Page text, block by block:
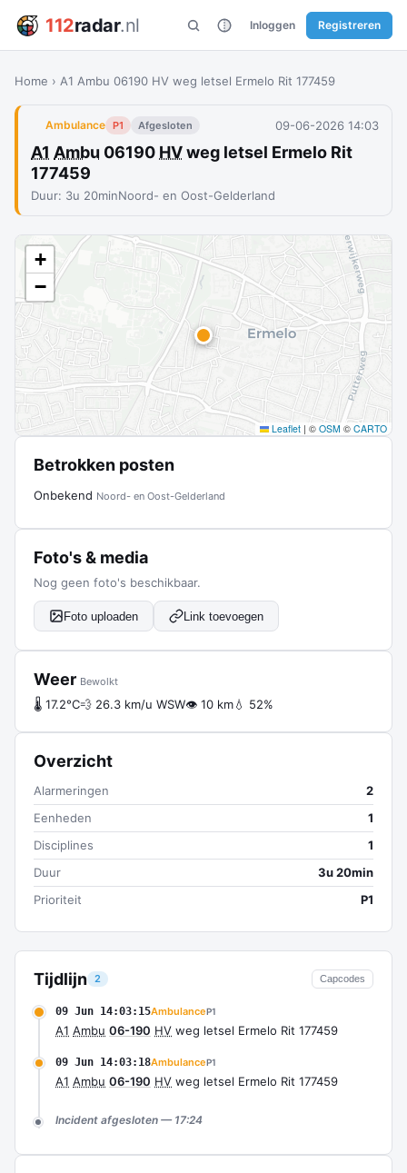
112radar.nl Inloggen Registreren
Home › A1 Ambu 06190 HV weg letsel Ermelo Rit 177459
Ambulance P1 Afgesloten 09-06-2026 14:03
A1 Ambu 06190 HVweg letsel Ermelo Rit
177459
Duur: 3u 20minNoord- en Oost-Gelderland
Tijdlijn 2 Capcodes
09 Jun 14:03:15AmbulanceP1
A1 Ambu 06-190 HV weg letsel Ermelo Rit 177459
09 Jun 14:03:18AmbulanceP1
A1 Ambu 06-190 HV weg letsel Ermelo Rit 177459
Incident afgesloten — 17:24
+
−
Leaflet | © OSM © CARTO
Betrokken posten
Onbekend Noord- en Oost-Gelderland
Foto's & media
Nog geen foto's beschikbaar.
Foto uploaden Link toevoegen
Weer Bewolkt
🌡 17.2°C💨 26.3 km/u WSW👁 10 km💧 52%
Overzicht
Alarmeringen
2
Eenheden
1
Disciplines
1
Duur
3u 20min
Prioriteit
P1